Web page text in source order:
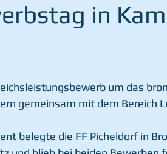
in
um das
gemeinsam mit dem Bereich
belegte die FF Picheldorf in